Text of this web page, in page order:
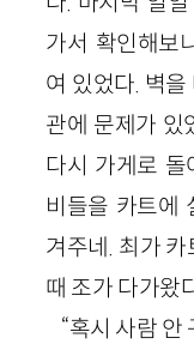
가서 확인해보
여 있었다. 벽
관에 문제가 있
다시 가게로 돌
비들을 카트에
겨주네. 최가
때 조가 다가왔
“혹시 사람 안